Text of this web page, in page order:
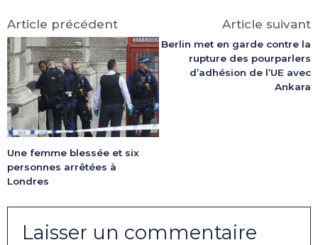
Article précédent
Une femme blessée et six
personnes arrêtées à
Londres
Article suivant
Berlin met en garde contre la
rupture des pourparlers
d’adhésion de l’UE avec
Ankara
Laisser un commentaire